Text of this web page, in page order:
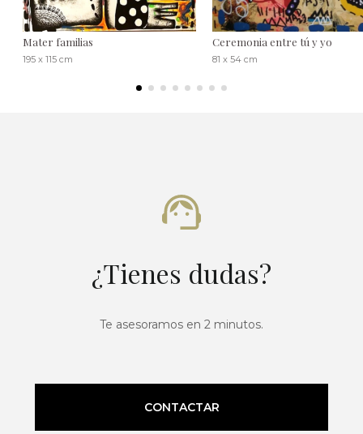
Mater familias
195 x 115 cm
Ceremonia entre tú y yo
81 x 54 cm
¿Tienes dudas?
Te asesoramos en 2 minutos.
CONTACTAR